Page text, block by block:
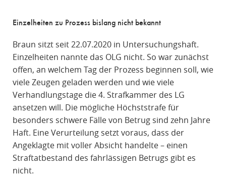
Einzelheiten zu Prozess bislang nicht bekannt
Braun sitzt seit 22.07.2020 in Untersuchungshaft.
Einzelheiten nannte das OLG nicht. So war zunächst
offen, an welchem Tag der Prozess beginnen soll, wie
viele Zeugen geladen werden und wie viele
Verhandlungstage die 4. Strafkammer des LG
ansetzen will. Die mögliche Höchststrafe für
besonders schwere Fälle von Betrug sind zehn Jahre
Haft. Eine Verurteilung setzt voraus, dass der
Angeklagte mit voller Absicht handelte – einen
Straftatbestand des fahrlässigen Betrugs gibt es
nicht.